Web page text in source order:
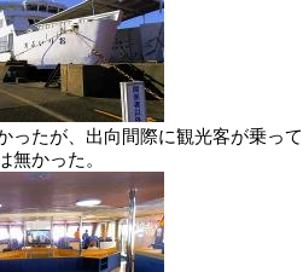
ったが、出向間際に観光客が乗っ
無かった。